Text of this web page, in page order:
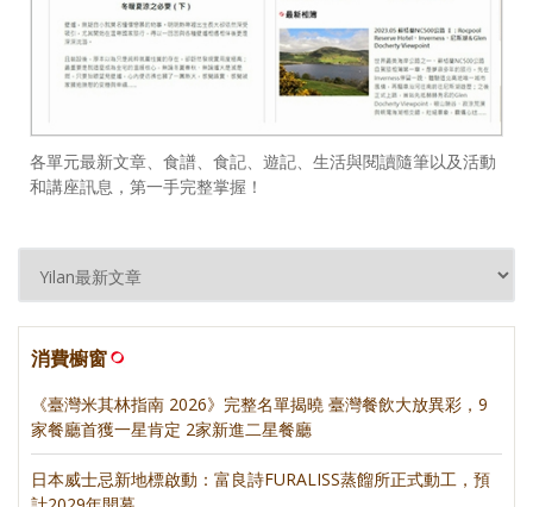
各單元最新文章、食譜、食記、遊記、生活與閱讀隨筆以及活動
和講座訊息，第一手完整掌握！
消費櫥窗
《臺灣米其林指南 2026》完整名單揭曉 臺灣餐飲大放異彩，9
家餐廳首獲一星肯定 2家新進二星餐廳
日本威士忌新地標啟動：富良詩FURALISS蒸餾所正式動工，預